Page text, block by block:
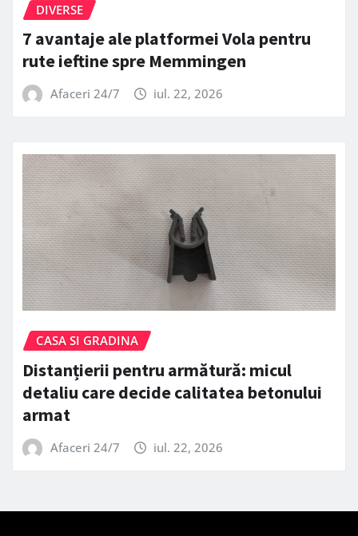
DIVERSE
7 avantaje ale platformei Vola pentru
rute ieftine spre Memmingen
Afaceri 24/7 iul. 22, 2026
CASA SI GRADINA
Distanțierii pentru armătură: micul
detaliu care decide calitatea betonului
armat
Afaceri 24/7 iul. 22, 2026